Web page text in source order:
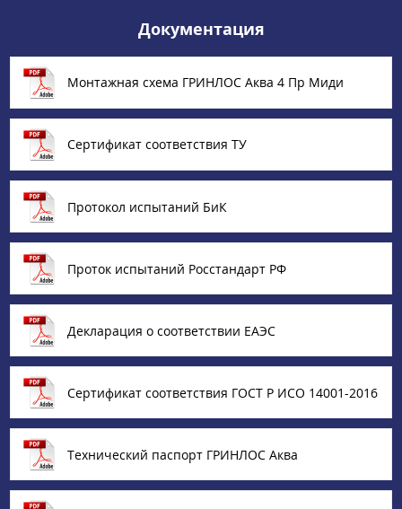
Документация
Монтажная схема ГРИНЛОС Аква 4 Пр Миди
Сертификат соответствия ТУ
Протокол испытаний БиК
Проток испытаний Росстандарт РФ
Декларация о соответствии ЕАЭС
Сертификат соответствия ГОСТ Р ИСО 14001-2016
Технический паспорт ГРИНЛОС Аква